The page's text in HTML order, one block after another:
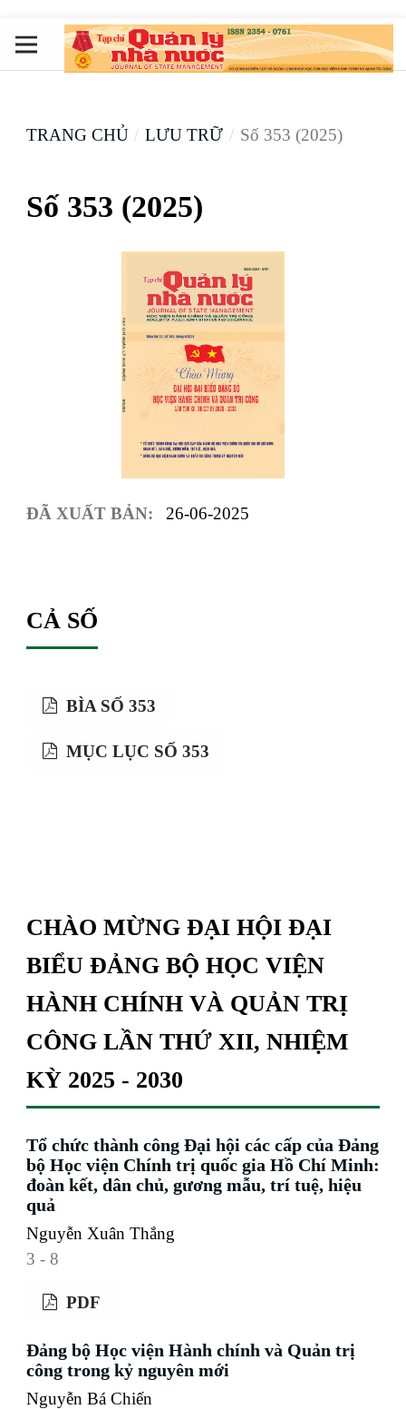
TRANG CHỦ / LƯU TRỮ / Số 353 (2025)
Số 353 (2025)
ĐÃ XUẤT BẢN: 26-06-2025
CẢ SỐ
BÌA SỐ 353
MỤC LỤC SỐ 353
CHÀO MỪNG ĐẠI HỘI ĐẠI
BIỂU ĐẢNG BỘ HỌC VIỆN
HÀNH CHÍNH VÀ QUẢN TRỊ
CÔNG LẦN THỨ XII, NHIỆM
KỲ 2025 - 2030
Tổ chức thành công Đại hội các cấp của Đảng
bộ Học viện Chính trị quốc gia Hồ Chí Minh:
đoàn kết, dân chủ, gương mẫu, trí tuệ, hiệu
quả
Nguyễn Xuân Thắng
3 - 8
PDF
Đảng bộ Học viện Hành chính và Quản trị
công trong kỷ nguyên mới
Nguyễn Bá Chiến